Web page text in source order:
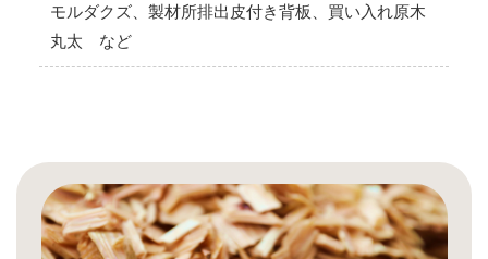
モルダクズ、製材所排出皮付き背板、買い入れ原木
丸太 など